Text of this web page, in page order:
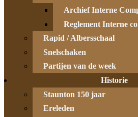
Archief Interne
Reglement Interne
Rapid / Albersschaal
Snelschaken
Partijen van de week
Historie
Staunton 150 jaar
Ereleden